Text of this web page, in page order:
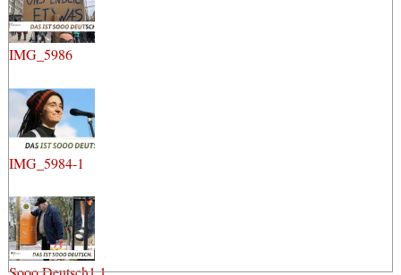
IMG_5986
IMG_5984-1